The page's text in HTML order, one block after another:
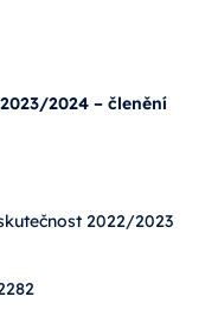
2024 – členění
2022/2023